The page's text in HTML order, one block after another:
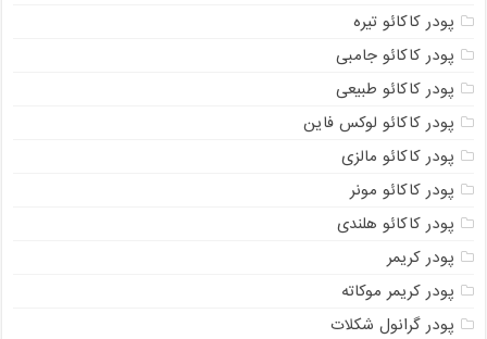
پودر کاکائو تیره
پودر کاکائو جامبی
پودر کاکائو طبیعی
پودر کاکائو لوکس فاین
پودر کاکائو مالزی
پودر کاکائو مونر
پودر کاکائو هلندی
پودر کریمر
پودر کریمر موکاته
پودر گرانول شکلات